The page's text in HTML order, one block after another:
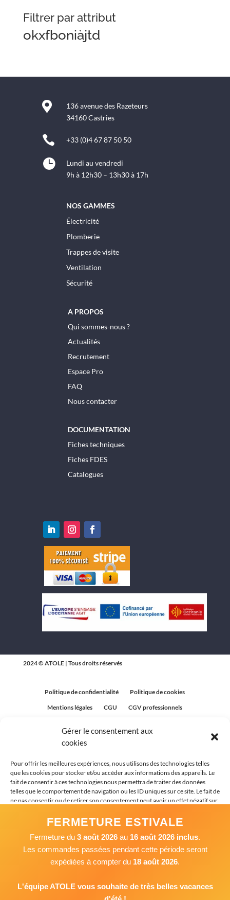
Gérer le consentement aux
cookies
Pour offrir les meilleures expériences, nous utilisons des technologies telles
que les cookies pour stocker et/ou accéder aux informations des appareils. Le
fait de consentir à ces technologies nous permettra de traiter des données
telles que le comportement de navigation ou les ID uniques sur ce site. Le fait de
ne pas consentir ou de retirer son consentement peut avoir un effet négatif sur
Accepter
Refuser
Voir les préférences
Filtrer par attribut
okxfboniàjtd

136 avenue des Razeteurs
34160 Castries
 +33 (0)4 67 87 50 50

Lundi au vendredi
9h à 12h30 – 13h30 à 17h
NOS GAMMES
Électricité
Plomberie
Trappes de visite
Ventilation
Sécurité
A PROPOS
Qui sommes-nous ?
Actualités
Recrutement
Espace Pro
FAQ
Nous contacter
DOCUMENTATION
Fiches techniques
Fiches FDES
Catalogues
2024 © ATOLE | Tous droits réservés
Politique de confidentialité
Politique de cookies
Mentions légales
CGU
CGV professionnels
Politique relative aux avis clients
FERMETURE ESTIVALE
Fermeture du 3 août 2026 au 16 août 2026 inclus.
Les commandes passées pendant cette période seront
expédiées à compter du 18 août 2026.
L'équipe ATOLE vous souhaite de très belles vacances